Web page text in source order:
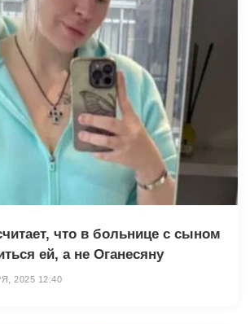
что в больнице с сыном
ей, а не Оганесяну
2025 12:40